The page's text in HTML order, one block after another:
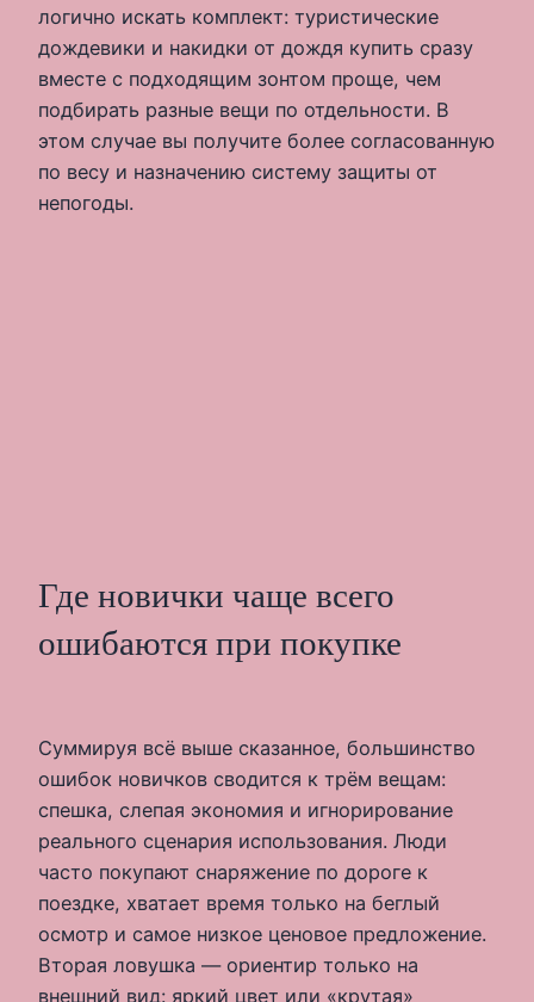
логично искать комплект: туристические
дождевики и накидки от дождя купить сразу
вместе с подходящим зонтом проще, чем
подбирать разные вещи по отдельности. В
этом случае вы получите более согласованную
по весу и назначению систему защиты от
непогоды.
Где новички чаще всего
ошибаются при покупке
Суммируя всё выше сказанное, большинство
ошибок новичков сводится к трём вещам:
спешка, слепая экономия и игнорирование
реального сценария использования. Люди
часто покупают снаряжение по дороге к
поездке, хватает время только на беглый
осмотр и самое низкое ценовое предложение.
Вторая ловушка — ориентир только на
внешний вид: яркий цвет или «крутая»